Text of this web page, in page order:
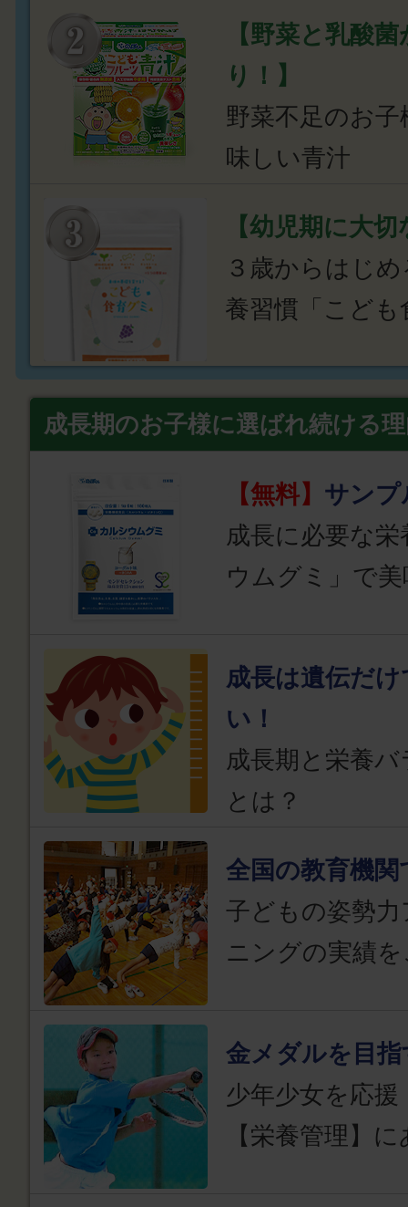
【野菜と乳酸
り！】
野菜不足のお
味しい青汁
【幼児期に大
３歳からはじ
養習慣「こども
成長期のお子様に選ばれ続ける
【無料】 サンプ
成長に必要な
ウムグミ」で
成長は遺伝だ
い！
成長期と栄養
とは？
全国の教育機関
子どもの姿勢
ニングの実績
金メダルを目指
少年少女を応
【栄養管理】